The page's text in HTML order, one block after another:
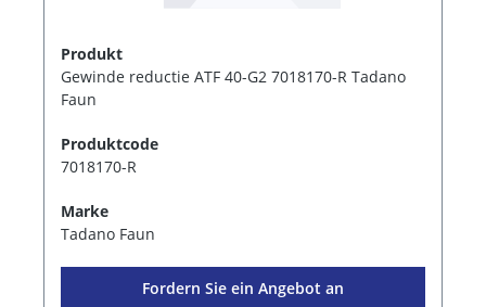
Produkt
Gewinde reductie ATF 40-G2 7018170-R Tadano
Faun
Produktcode
7018170-R
Marke
Tadano Faun
Fordern Sie ein Angebot an